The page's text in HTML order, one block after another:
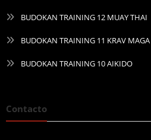
BUDOKAN TRAINING 12 MUAY THAI
BUDOKAN TRAINING 11 KRAV MAGA
BUDOKAN TRAINING 10 AIKIDO
Contacto